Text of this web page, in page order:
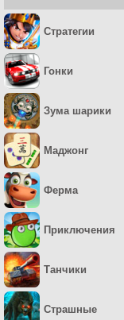
Стратегии
Гонки
Зума шарики
Маджонг
Ферма
Приключения
Танчики
Страшные